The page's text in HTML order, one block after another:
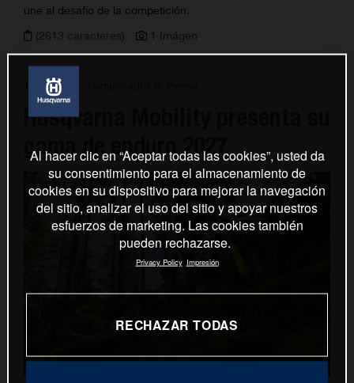
une al desafío de la competición.
(2613 caracteres)
1 Imágen
16.06.2026
Husqvarna Mobility presenta su
gama de enduro 2027
Al hacer clic en “Aceptar todas las cookies”, usted da
su consentimiento para el almacenamiento de
cookies en su dispositivo para mejorar la navegación
del sitio, analizar el uso del sitio y apoyar nuestros
esfuerzos de marketing. Las cookies también
pueden rechazarse.
Privacy Policy Impresión
RECHAZAR TODAS